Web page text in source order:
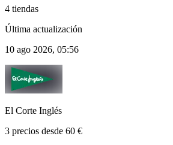
4 tiendas
Última actualización
10 ago 2026, 05:56
El Corte Inglés
3 precios desde 60 €